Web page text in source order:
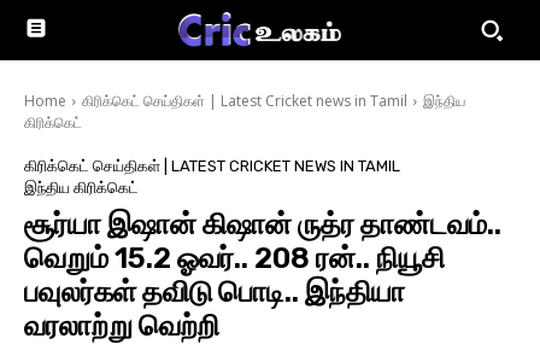
Home கிரிக்கெட் செய்திகள் | Latest Cricket news in Tamil
இந்திய
கிரிக்கெட்
கிரிக்கெட் செய்திகள் | LATEST CRICKET NEWS IN TAMIL
இந்திய கிரிக்கெட்
சூர்யா இஷான் கிஷான் ருத்ர தாண்டவம்..
வெறும் 15.2 ஓவர்.. 208 ரன்.. நியூசி
பவுலர்கள் தவிடு பொடி.. இந்தியா
வரலாற்று வெற்றி